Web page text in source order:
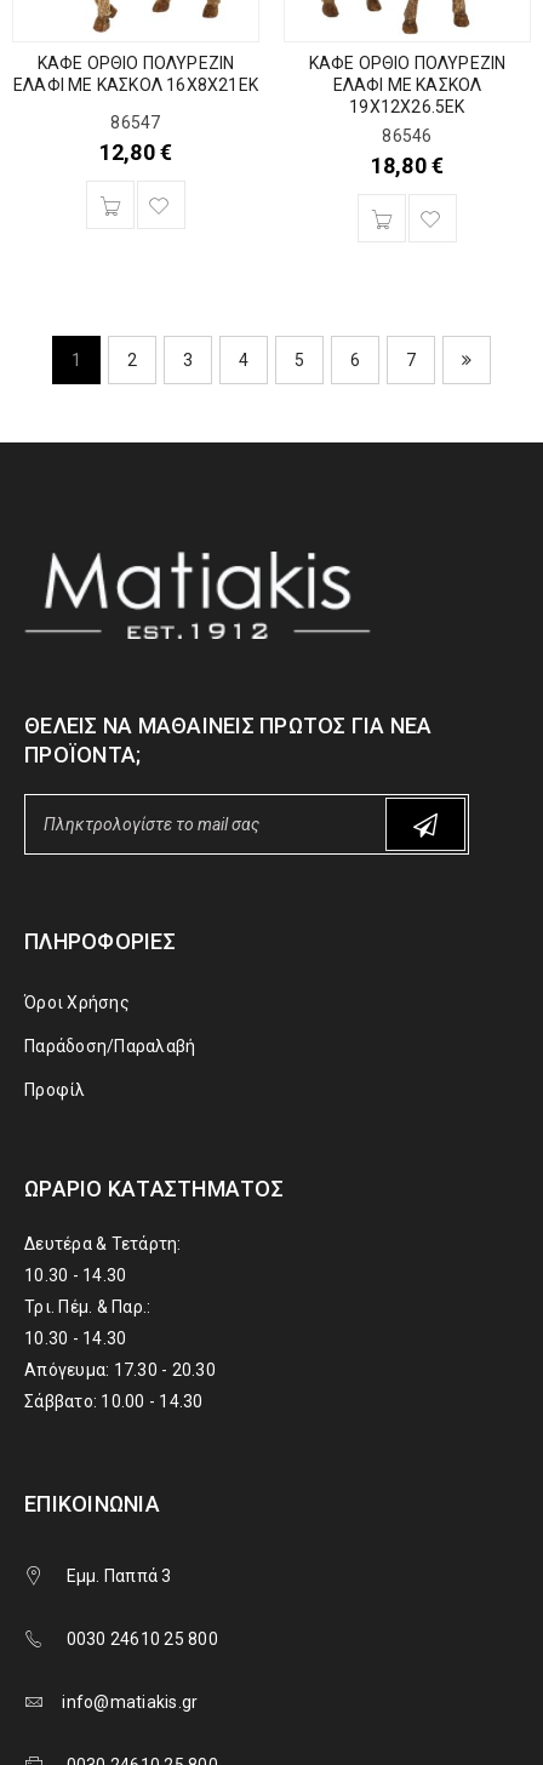
ΚΑΦΕ ΟΡΘΙΟ ΠΟΛΥΡΕΖΙΝ
ΕΛΑΦΙ ΜΕ ΚΑΣΚΟΛ 16Χ8Χ21ΕΚ
86547
12,80€
ΚΑΦΕ ΟΡΘΙΟ ΠΟΛΥΡΕΖΙΝ
ΕΛΑΦΙ ΜΕ ΚΑΣΚΟΛ
19Χ12Χ26.5ΕΚ
86546
18,80€
1 2 3 4 5 6 7
ΘΈΛΕΙΣ ΝΑ ΜΑΘΑΊΝΕΙΣ ΠΡΏΤΟΣ ΓΙΑ ΝΈΑ
ΠΡΟΪΌΝΤΑ;
ΠΛΗΡΟΦΟΡΊΕΣ
Όροι Χρήσης
Παράδοση/Παραλαβή
Προφίλ
ΩΡΆΡΙΟ ΚΑΤΑΣΤΉΜΑΤΟΣ
Δευτέρα & Τετάρτη:
10.30 - 14.30
Τρι. Πέμ. & Παρ.:
10.30 - 14.30
Απόγευμα: 17.30 - 20.30
Σάββατο: 10.00 - 14.30
ΕΠΙΚΟΙΝΩΝΊΑ
Εμμ. Παππά 3
0030 24610 25 800
info@matiakis.gr